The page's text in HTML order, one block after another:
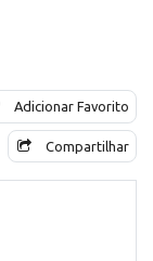
Adicionar Favorito
Compartilhar